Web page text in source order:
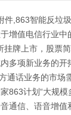
,863智能反垃
增值电信行业
牌上市，股票
多项新业务的
话业务的市
863计划“大规
通信、语音增